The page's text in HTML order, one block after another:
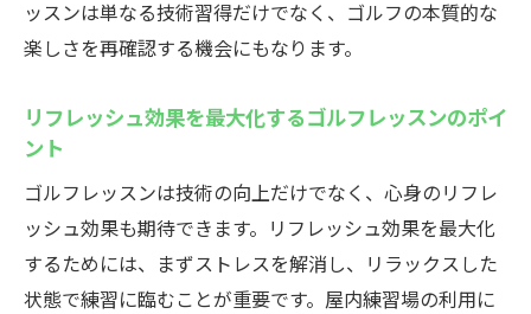
効率的な上達を目指すためのメンタル管理
心身の健康を支えるゴルフレッスンの新しい魅
ゴルフがもたらす健康効果とその理由
メンタルヘルスを向上させるゴルフの魅力
健康的なライフスタイルをサポートするゴ
ルフ
心と体のバランスを整えるゴルフの秘訣
ッスンは単なる技術習得だけでなく、ゴルフの本質的な
楽しさを再確認する機会にもなります。
リフレッシュ効果を最大化するゴルフレッスンのポイ
ント
ゴルフレッスンは技術の向上だけでなく、心身のリフレ
ッシュ効果も期待できます。リフレッシュ効果を最大化
するためには、まずストレスを解消し、リラックスした
状態で練習に臨むことが重要です。屋内練習場の利用に